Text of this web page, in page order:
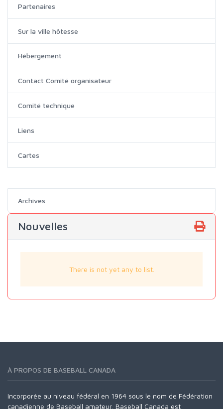
Partenaires
Sur la ville hôtesse
Hébergement
Contact Comité organisateur
Comité technique
Liens
Cartes
Archives
Nouvelles
There is not yet any to list.
À PROPOS DE BASEBALL CANADA
Incorporée au niveau fédéral en 1964 sous le nom de Fédération
canadienne de Baseball amateur, Baseball Canada est